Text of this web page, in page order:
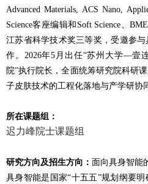
Advanced Materials, ACS Nano,
Science客座编辑和Soft Science、
江苏省科学技术奖三等奖，受邀参
作。2026年5月出任“苏州大学—壹
院”执行院长，全面统筹研究院科研
子皮肤技术的工程化落地与产学研协
所在课题组：
迟力峰院士课题组
研究方向及招生方向： 面向具身智能
具身智能是国家“十五五”规划纲要